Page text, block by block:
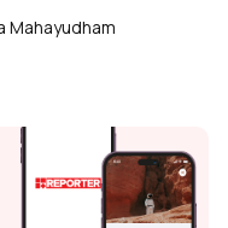
Mahayudham